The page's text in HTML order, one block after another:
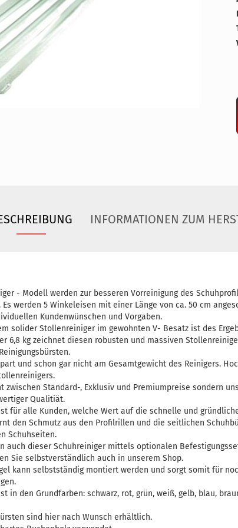
INFORMATIONEN ZUM
- Modell werden zur besseren Vorreinigung des
werden 5 Winkeleisen mit einer Länge von ca. 50 cm
Kundenwünschen und Vorgaben.
solider Stollenreiniger im gewohnten V- Besatz ist des
6,8 kg zeichnet diesen robusten und massiven
und schon gar nicht am Gesamtgewicht des Reinigers.
zwischen Standard-, Exklusiv und Premiumpreise sondern
Qualitiät.
für alle Kunden, welche Wert auf die schnelle und
den Schmutz aus den Profilrillen und die seitlichen
Schuhseiten.
auch dieser Schuhreiniger mittels optionalen
Sie selbstverständlich auch in unserem Shop.
kann selbstständig montiert werden und sorgt somit für
in den Grundfarben: schwarz, rot, grün, weiß, gelb, blau,
sind hier nach Wunsch erhältlich.